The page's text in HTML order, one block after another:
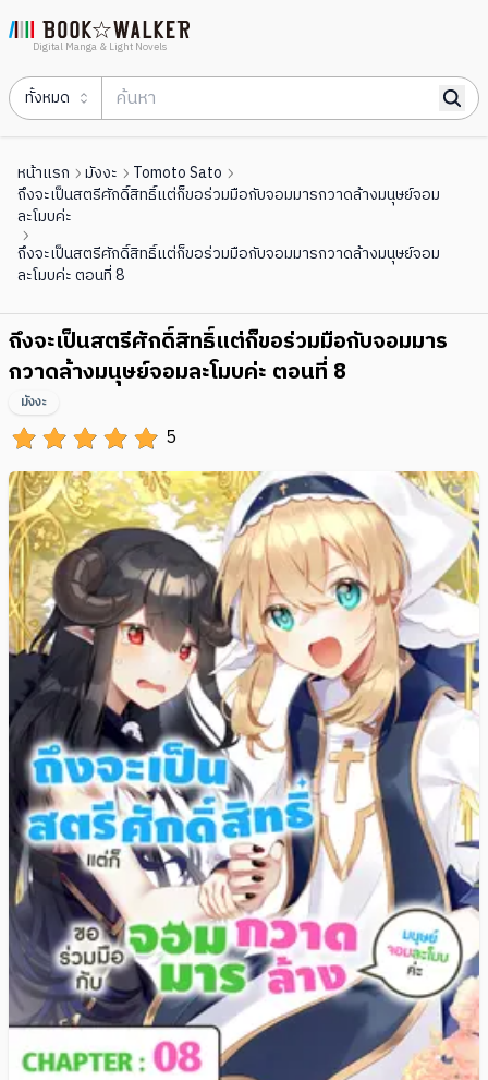
Digital Manga & Light Novels
ทั้งหมด
หน้าแรก มังงะ
Tomoto Sato
ถึงจะเป็นสตรีศักดิ์สิทธิ์แต่ก็ขอร่วมมือกับจอมมารกวาดล้างมนุษย์จอม
ละโมบค่ะ
ถึงจะเป็นสตรีศักดิ์สิทธิ์แต่ก็ขอร่วมมือกับจอมมารกวาดล้างมนุษย์จอม
ละโมบค่ะ ตอนที่ 8
ถึงจะเป็นสตรีศักดิ์สิทธิ์แต่ก็ขอร่วมมือกับจอมมาร
กวาดล้างมนุษย์จอมละโมบค่ะ ตอนที่ 8
5
มังงะ